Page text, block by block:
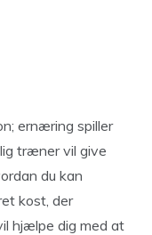
ernæring spiller
træner vil give
du kan
kost, der
hjælpe dig med at